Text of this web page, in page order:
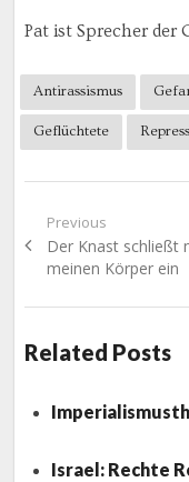
Pat ist Sprecher der
Antirassismus
Geflüchtete
Previous
Previous
post:
Der Knast schließt
meinen Körper ein
Related Posts
Israel: Rechte